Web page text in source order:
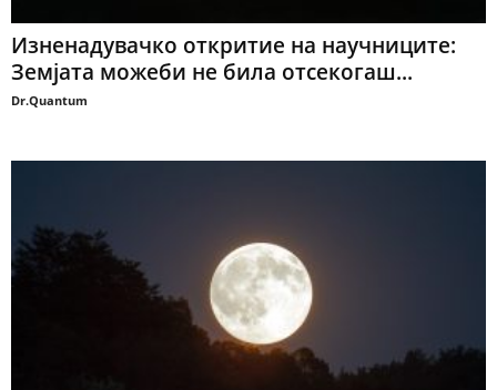
Изненадувачко откритие на научниците:
Земјата можеби не била отсекогаш...
Dr.Quantum